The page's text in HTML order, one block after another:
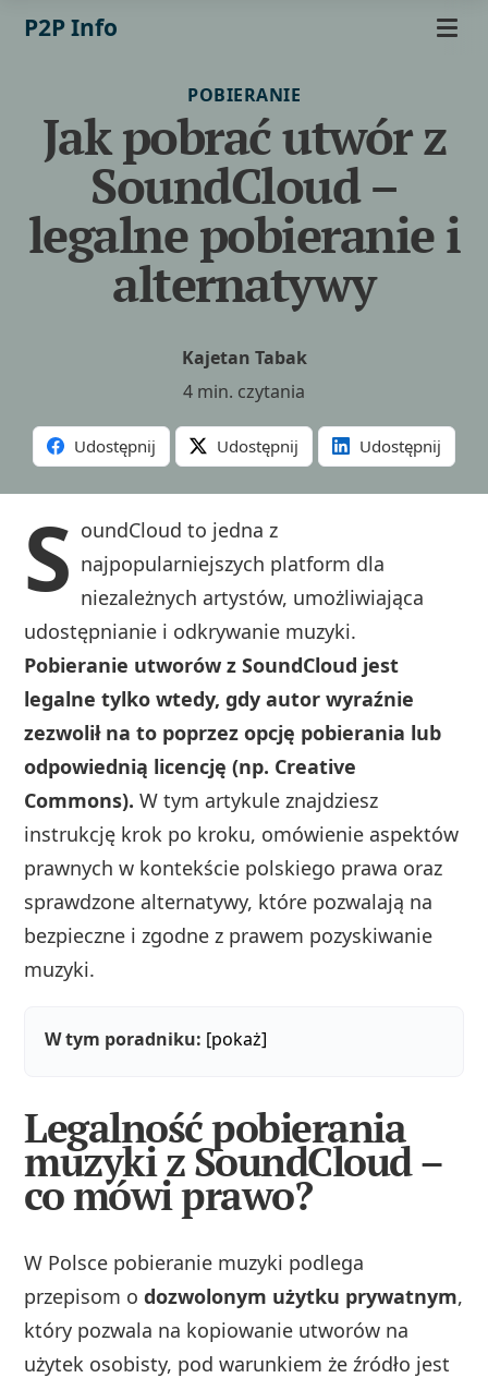
P2P Info
POBIERANIE
Jak pobrać utwór z
SoundCloud –
legalne pobieranie i
alternatywy
Kajetan Tabak
4 min. czytania
Udostępnij Udostępnij Udostępnij
S oundCloud to jedna z
najpopularniejszych platform dla
niezależnych artystów, umożliwiająca
udostępnianie i odkrywanie muzyki.
Pobieranie utworów z SoundCloud jest
legalne tylko wtedy, gdy autor wyraźnie
zezwolił na to poprzez opcję pobierania lub
odpowiednią licencję (np. Creative
Commons). W tym artykule znajdziesz
instrukcję krok po kroku, omówienie aspektów
prawnych w kontekście polskiego prawa oraz
sprawdzone alternatywy, które pozwalają na
bezpieczne i zgodne z prawem pozyskiwanie
muzyki.
W tym poradniku: [pokaż]
Legalność pobierania
muzyki z SoundCloud –
co mówi prawo?
W Polsce pobieranie muzyki podlega
przepisom odozwolonym użytku prywatnym,
który pozwala na kopiowanie utworów na
użytek osobisty, pod warunkiem że źródło jest